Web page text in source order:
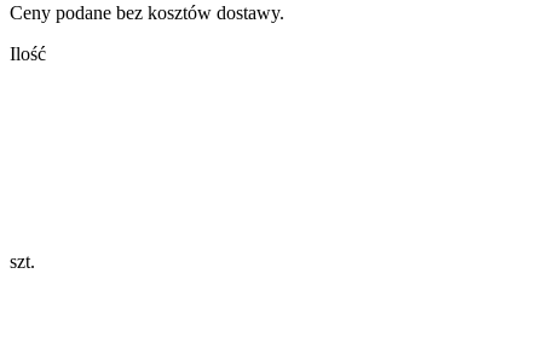
Ceny podane bez kosztów dostawy.
Ilość
szt.